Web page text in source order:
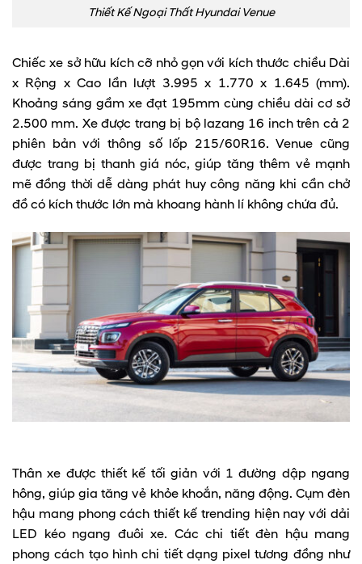
Thiết Kế Ngoại Thất Hyundai Venue
Chiếc xe sở hữu kích cỡ nhỏ gọn với kích thước chiều Dài
x Rộng x Cao lần lượt 3.995 x 1.770 x 1.645 (mm).
Khoảng sáng gầm xe đạt 195mm cùng chiều dài cơ sở
2.500 mm. Xe được trang bị bộ lazang 16 inch trên cả 2
phiên bản với thông số lốp 215/60R16. Venue cũng
được trang bị thanh giá nóc, giúp tăng thêm vẻ mạnh
mẽ đồng thời dễ dàng phát huy công năng khi cần chở
đồ có kích thước lớn mà khoang hành lí không chứa đủ.
Thân xe được thiết kế tối giản với 1 đường dập ngang
hông, giúp gia tăng vẻ khỏe khoắn, năng động. Cụm đèn
hậu mang phong cách thiết kế trending hiện nay với dải
LED kéo ngang đuôi xe. Các chi tiết đèn hậu mang
phong cách tạo hình chi tiết dạng pixel tương đồng như